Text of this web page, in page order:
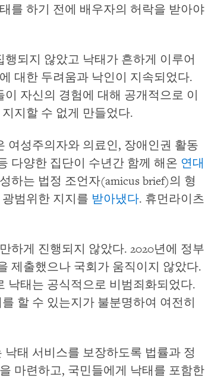
를 하기 전에 배우자의 허락을 받아야
되지 않았고 낙태가 흔하게 이루어
대한 두려움과 낙인이 지속되었다.
자신의 경험에 대해 공개적으로 이
지할 수 없게 만들었다.
여성주의자와 의료인, 장애인권 활동
다양한 집단이 수년간 함께 해온 연대
하는 법정 조언자(amicus brief)의 형
범위한 지지를 받아냈다. 휴먼라이츠
하게 진행되지 않았다. 2020년에 정부
제출했으나 국회가 움직이지 않았다.
낙태는 공식적으로 비범죄화되었다.
할 수 있는지가 불분명하여 여전히
태 서비스를 보장하도록 법률과 정
마련하고, 국민들에게 낙태를 포함한